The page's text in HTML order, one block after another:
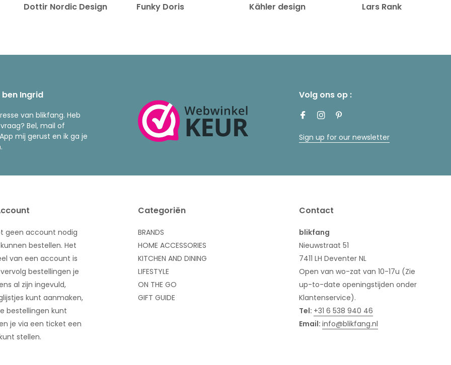
Dottir Nordic Design Funky Doris Kähler design Lars Rank Keramik
ben Ingrid
van blikfang. Heb
Bel, mail of
mij gerust en ik ga je
Volg ons op :
Sign up for our newsletter
geen account nodig
bestellen. Het
van een account is
bestellingen je
al zijn ingevuld,
kunt aanmaken,
bestellingen kunt
je via een ticket een
stellen.
Categoriën
BRANDS
HOME ACCESSORIES
KITCHEN AND DINING
LIFESTYLE
ON THE GO
GIFT GUIDE
Contact
blikfang
Nieuwstraat 51
7411 LH Deventer NL
Open van wo-zat van 10-17u (Zie
up-to-date openingstijden onder
Klantenservice).
Tel: +31 6 538 940 46
Email: info@blikfang.nl